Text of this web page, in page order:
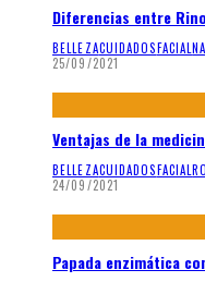
Diferencias entre
BELLEZACUIDADOSFACIAL
25/09/2021
Ventajas de la
BELLEZACUIDADOSFACIAL
24/09/2021
Papada enzimática